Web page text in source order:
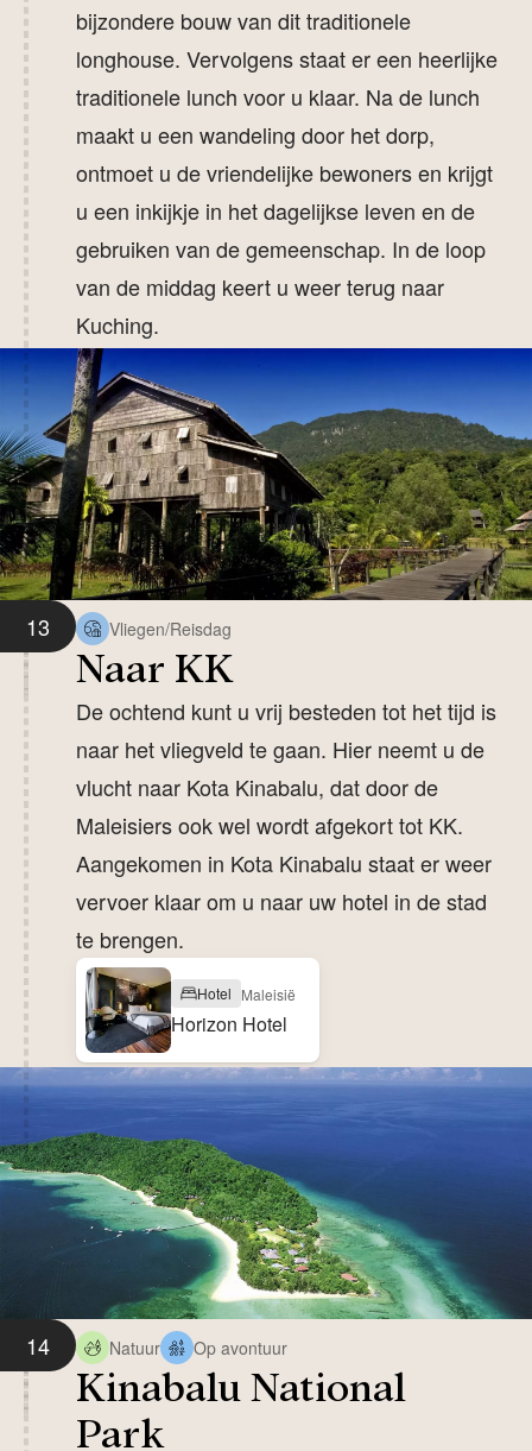
bijzondere bouw van dit traditionele
longhouse. Vervolgens staat er een heerlijke
traditionele lunch voor u klaar. Na de lunch
maakt u een wandeling door het dorp,
ontmoet u de vriendelijke bewoners en krijgt
u een inkijkje in het dagelijkse leven en de
gebruiken van de gemeenschap. In de loop
van de middag keert u weer terug naar
Kuching.
13 Vliegen/Reisdag
Naar KK
De ochtend kunt u vrij besteden tot het tijd is
naar het vliegveld te gaan. Hier neemt u de
vlucht naar Kota Kinabalu, dat door de
Maleisiers ook wel wordt afgekort tot KK.
Aangekomen in Kota Kinabalu staat er weer
vervoer klaar om u naar uw hotel in de stad
te brengen.
Hotel Maleisië
Horizon Hotel
14 Natuur Op avontuur
Kinabalu National
Park